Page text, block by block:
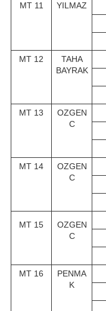
MT 11 YILMAZ
MT 12
TAHA
BAYRAK
MT 13
OZGEN
C
MT 14
OZGEN
C
MT 15
OZGEN
C
MT 16
PENMA
K